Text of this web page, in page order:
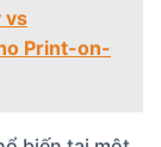
vs
Print-on-